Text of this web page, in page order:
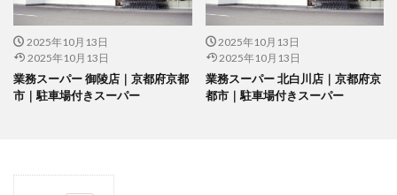
2025年10月13日
2025年10月13日
業務スーパー 御陵店｜京都府京都
市｜駐車場付きスーパー
2025年10月13日
2025年10月13日
業務スーパー 北白川店｜京都府京
都市｜駐車場付きスーパー